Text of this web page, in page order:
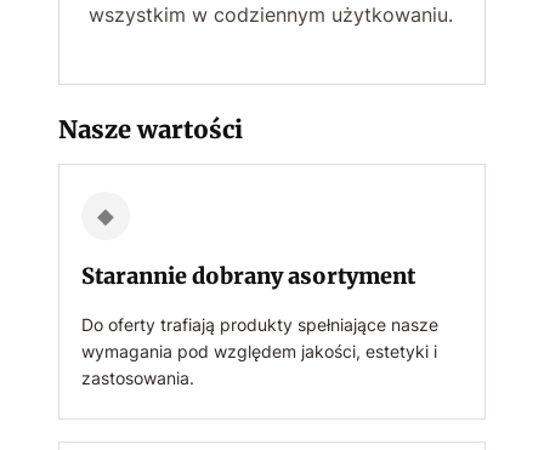
wszystkim w codziennym użytkowaniu.
Nasze wartości
◆
Starannie dobrany asortyment
Do oferty trafiają produkty spełniające nasze
wymagania pod względem jakości, estetyki i
zastosowania.